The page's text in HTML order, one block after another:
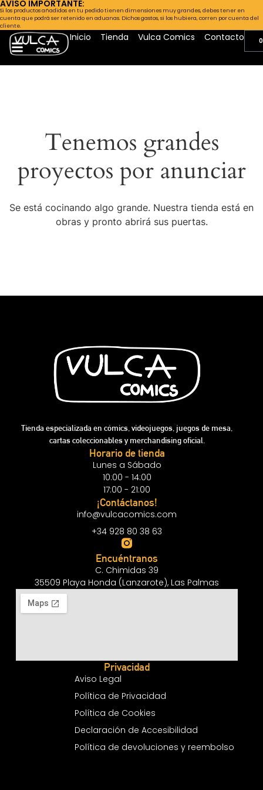
AVISO IMPORTANTE:
Si los productos añadidos en tu pedido tienen dimensiones muy grandes, debes tener en
cuenta que podrá ser retenido en aduanas. Dichos gastos, si los hubiera, corren por cuenta del
cliente.
Inicio Tienda Vulca Comics Contacto
Tenemos grandes
proyectos por anunciar
Se está cocinando algo grande. Nuestra tienda está en
obras y pronto abrirá sus puertas.
Tienda especializada en cómics, videojuegos, juegos de mesa,
cartas coleccionables y merchandising oficial.
Horario de tienda
Lunes a Sábado
10:00 - 14:00
17:00 - 21:00
¡Contáctanos!
info@vulcacomics.com
+34 928 80 38 63
Encuéntranos
C. Chimidas 39
35509 Playa Honda (Lanzarote), Las Palmas
Privacidad
Aviso Legal
Política de Privacidad
Política de Cookies
Declaración de Accesibilidad
Política de devoluciones y reembolso